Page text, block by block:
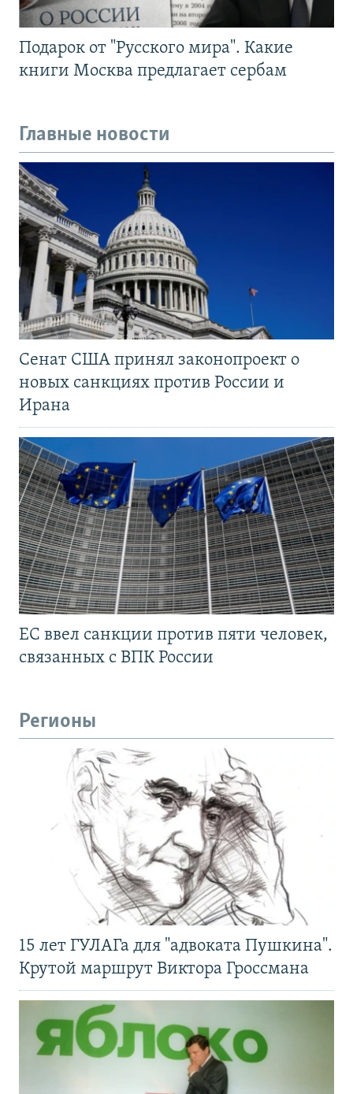
Подарок от "Русского мира". Какие
книги Москва предлагает сербам
Главные новости
Сенат США принял законопроект о
новых санкциях против России и
Ирана
ЕС ввел санкции против пяти человек,
связанных с ВПК России
Регионы
15 лет ГУЛАГа для "адвоката Пушкина".
Крутой маршрут Виктора Гроссмана